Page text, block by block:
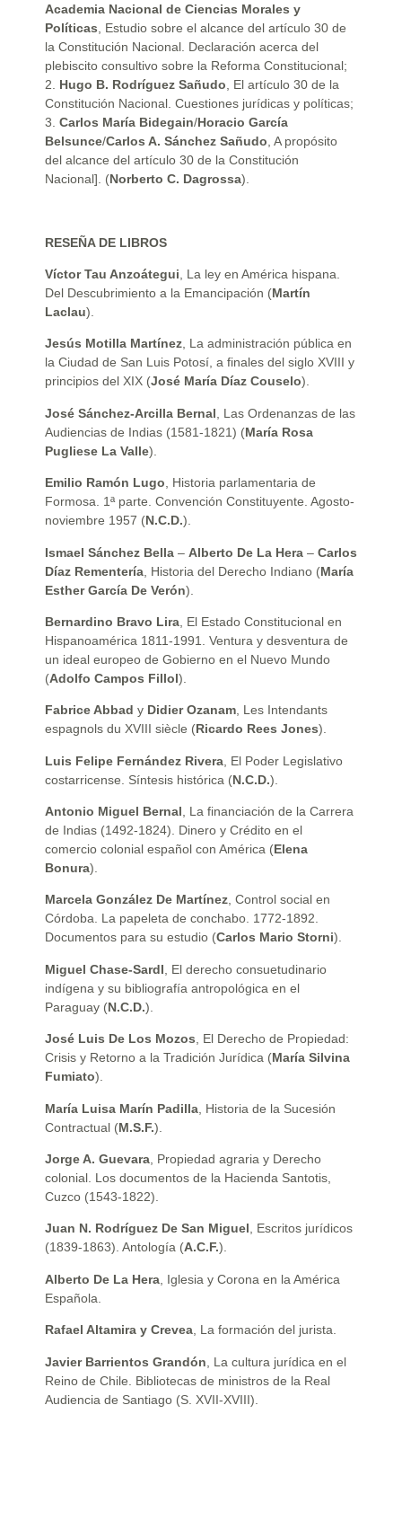
Academia Nacional de Ciencias Morales y
Políticas , Estudio sobre el alcance del artículo 30 de
la Constitución Nacional. Declaración acerca del
plebiscito consultivo sobre la Reforma Constitucional;
2. Hugo B. Rodríguez Sañudo , El artículo 30 de la
Constitución Nacional. Cuestiones jurídicas y políticas;
3. Carlos María Bidegain/Horacio García
Belsunce/Carlos A. Sánchez Sañudo , A propósito
del alcance del artículo 30 de la Constitución
Nacional]. (Norberto C. Dagrossa).
RESEÑA DE LIBROS
Víctor Tau Anzoátegui , La ley en América hispana.
Del Descubrimiento a la Emancipación (Martín
Laclau).
Jesús Motilla Martínez, La administración pública en
la Ciudad de San Luis Potosí, a finales del siglo XVIII y
principios del XIX (José María Díaz Couselo).
José Sánchez-Arcilla Bernal , Las Ordenanzas de las
Audiencias de Indias (1581-1821) (María Rosa
Pugliese La Valle).
Emilio Ramón Lugo , Historia parlamentaria de
Formosa. 1ª parte. Convención Constituyente. Agosto-
noviembre 1957 (N.C.D.).
Ismael Sánchez Bella – Alberto De La Hera – Carlos
Díaz Rementería , Historia del Derecho Indiano (María
Esther García De Verón).
Bernardino Bravo Lira , El Estado Constitucional en
Hispanoamérica 1811-1991. Ventura y desventura de
un ideal europeo de Gobierno en el Nuevo Mundo
(Adolfo Campos Fillol).
Fabrice Abbad y Didier Ozanam, Les Intendants
espagnols du XVIII siècle (Ricardo Rees Jones).
Luis Felipe Fernández Rivera , El Poder Legislativo
costarricense. Síntesis histórica (N.C.D.).
Antonio Miguel Bernal , La financiación de la Carrera
de Indias (1492-1824). Dinero y Crédito en el
comercio colonial español con América (Elena
Bonura).
Marcela González De Martínez, Control social en
Córdoba. La papeleta de conchabo. 1772-1892.
Documentos para su estudio (Carlos Mario Storni).
Miguel Chase-SardI , El derecho consuetudinario
indígena y su bibliografía antropológica en el
Paraguay (N.C.D.).
José Luis De Los Mozos, El Derecho de Propiedad:
Crisis y Retorno a la Tradición Jurídica (María Silvina
Fumiato).
María Luisa Marín Padilla , Historia de la Sucesión
Contractual (M.S.F.).
Jorge A. Guevara , Propiedad agraria y Derecho
colonial. Los documentos de la Hacienda Santotis,
Cuzco (1543-1822).
Juan N. Rodríguez De San Miguel, Escritos jurídicos
(1839-1863). Antología (A.C.F.).
Alberto De La Hera , Iglesia y Corona en la América
Española.
Rafael Altamira y Crevea, La formación del jurista.
Javier Barrientos Grandón , La cultura jurídica en el
Reino de Chile. Bibliotecas de ministros de la Real
Audiencia de Santiago (S. XVII-XVIII).